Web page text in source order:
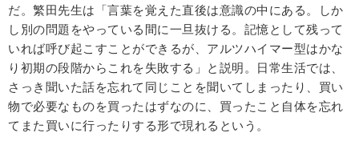
だ。繁田先生は「言葉を覚えた直後は意識の中にある。しか
し別の問題をやっている間に一旦抜ける。記憶として残って
いれば呼び起こすことができるが、アルツハイマー型はかな
り初期の段階からこれを失敗する」と説明。日常生活では、
さっき聞いた話を忘れて同じことを聞いてしまったり、買い
物で必要なものを買ったはずなのに、買ったこと自体を忘れ
てまた買いに行ったりする形で現れるという。